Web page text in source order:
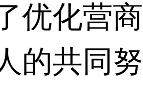
优化营
的共同